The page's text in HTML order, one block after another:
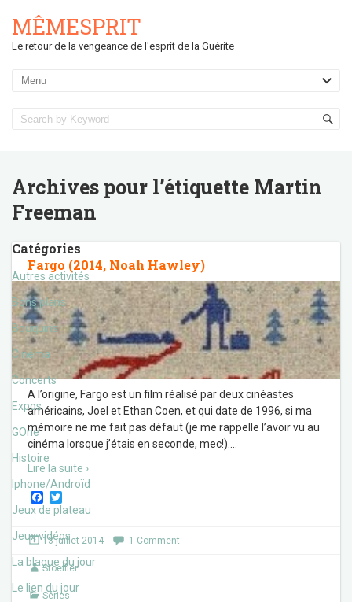
MÊMESPRIT
Le retour de la vengeance de l'esprit de la Guérite
Archives pour l’étiquette Martin
Freeman
Catégories
Autres activités
Bons plans
Bouquins
Cinéma
Concerts
Expos
GOne
Histoire
Iphone/Androïd
Jeux de plateau
Jeux vidéos
La blague du jour
Le lien du jour
Fargo (2014, Noah Hawley)
A l’origine, Fargo est un film réalisé par deux cinéastes
américains, Joel et Ethan Coen, et qui date de 1996, si ma
mémoire ne me fait pas défaut (je me rappelle l’avoir vu au
cinéma lorsque j’étais en seconde, mec!).
Lire la suite ›
F
a
e
b
o
o
k
w
t
t
e
r
13 juillet 2014 1 Comment
Stoeffler
Séries